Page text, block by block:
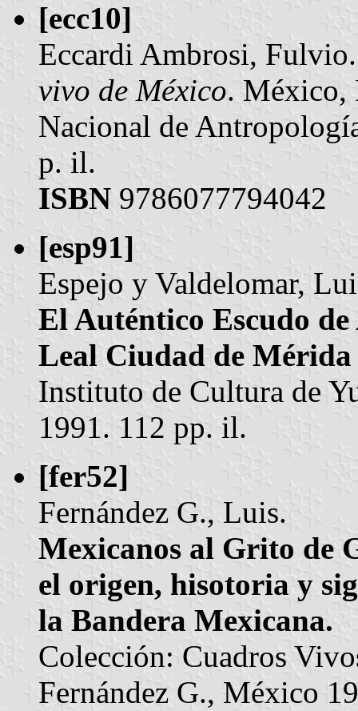
[ecc10]
Eccardi Ambrosi,
vivo de México. México,
Nacional de
p. il.
ISBN 9786077794042
[esp91]
Espejo y Valdelomar,
El Auténtico Escudo
Leal Ciudad de Mérida
Instituto de Cultura de
1991. 112 pp. il.
[fer52]
Fernández G., Luis.
Mexicanos al Grito de
el origen, hisotoria y
la Bandera Mexicana.
Colección: Cuadros
Fernández G., México